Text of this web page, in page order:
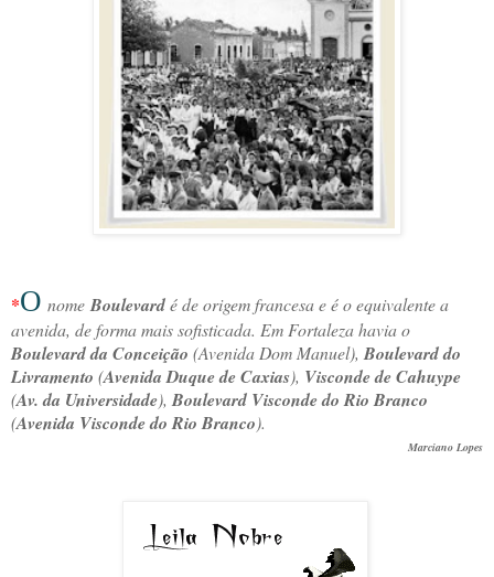
*O nome Boulevardé de origem francesa e é o equivalente a
avenida, de forma mais sofisticada. Em Fortaleza havia o
Boulevard da Conceição (Avenida Dom Manuel), Boulevard do
Livramento (Avenida Duque de Caxias), Visconde de Cahuype
(Av. da Universidade), Boulevard Visconde do Rio Branco
(Avenida Visconde do Rio Branco).
Marciano Lopes